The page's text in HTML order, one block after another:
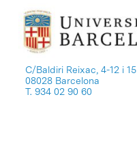
C/Baldiri Reixac, 4-12 i 15
08028 Barcelona
T. 934 02 90 60